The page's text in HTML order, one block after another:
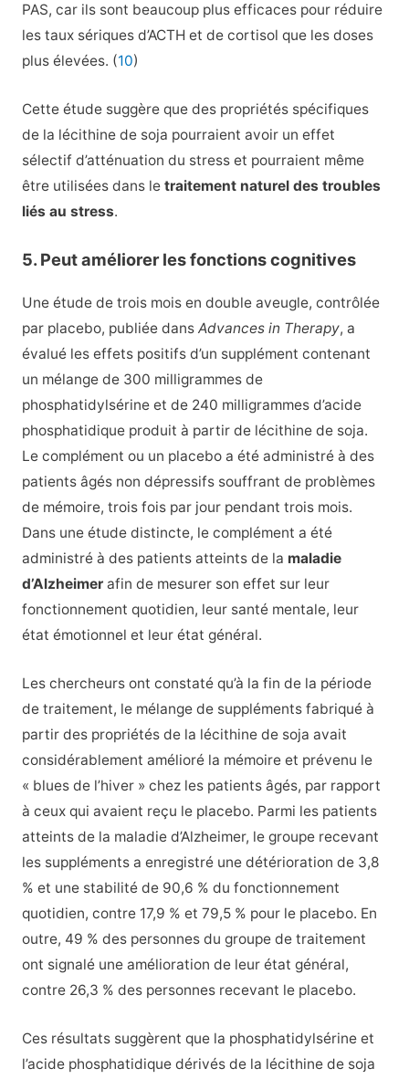
PAS, car ils sont beaucoup plus efficaces pour réduire
les taux sériques d’ACTH et de cortisol que les doses
plus élevées. (10)
Cette étude suggère que des propriétés spécifiques
de la lécithine de soja pourraient avoir un effet
sélectif d’atténuation du stress et pourraient même
être utilisées dans le traitement naturel des troubles
liés au stress.
5. Peut améliorer les fonctions cognitives
Une étude de trois mois en double aveugle, contrôlée
par placebo, publiée dans Advances in Therapy, a
évalué les effets positifs d’un supplément contenant
un mélange de 300 milligrammes de
phosphatidylsérine et de 240 milligrammes d’acide
phosphatidique produit à partir de lécithine de soja.
Le complément ou un placebo a été administré à des
patients âgés non dépressifs souffrant de problèmes
de mémoire, trois fois par jour pendant trois mois.
Dans une étude distincte, le complément a été
administré à des patients atteints de la maladie
d’Alzheimer afin de mesurer son effet sur leur
fonctionnement quotidien, leur santé mentale, leur
état émotionnel et leur état général.
Les chercheurs ont constaté qu’à la fin de la période
de traitement, le mélange de suppléments fabriqué à
partir des propriétés de la lécithine de soja avait
considérablement amélioré la mémoire et prévenu le
« blues de l’hiver » chez les patients âgés, par rapport
à ceux qui avaient reçu le placebo. Parmi les patients
atteints de la maladie d’Alzheimer, le groupe recevant
les suppléments a enregistré une détérioration de 3,8
% et une stabilité de 90,6 % du fonctionnement
quotidien, contre 17,9 % et 79,5 % pour le placebo. En
outre, 49 % des personnes du groupe de traitement
ont signalé une amélioration de leur état général,
contre 26,3 % des personnes recevant le placebo.
Ces résultats suggèrent que la phosphatidylsérine et
l’acide phosphatidique dérivés de la lécithine de soja